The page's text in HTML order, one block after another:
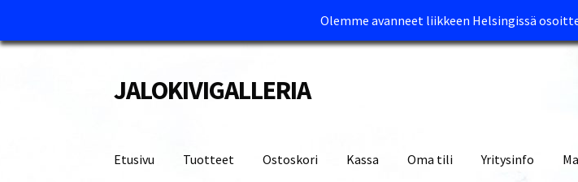
Olemme avanneet liikkeen Helsingissä
Siirry
navigointiin
Siirry
sisältöön
JALOKIVIGALLERIA
Etusivu Tuotteet Ostoskori Kassa Oma tili Yritysinfo